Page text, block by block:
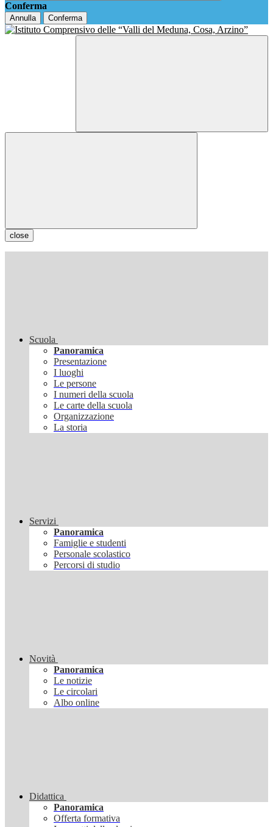
Conferma
Annulla Conferma
close
Scuola
Panoramica
Presentazione
I luoghi
Le persone
I numeri della scuola
Le carte della scuola
Organizzazione
La storia
Servizi
Panoramica
Famiglie e studenti
Personale scolastico
Percorsi di studio
Novità
Panoramica
Le notizie
Le circolari
Albo online
Didattica
Panoramica
Offerta formativa